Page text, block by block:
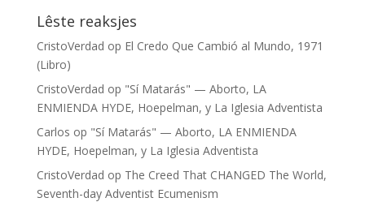
Lêste reaksjes
CristoVerdad op El Credo Que Cambió al Mundo, 1971
(Libro)
CristoVerdad op "Sí Matarás" — Aborto, LA
ENMIENDA HYDE, Hoepelman, y La Iglesia Adventista
Carlos op "Sí Matarás" — Aborto, LA ENMIENDA
HYDE, Hoepelman, y La Iglesia Adventista
CristoVerdad op The Creed That CHANGED The World,
Seventh-day Adventist Ecumenism